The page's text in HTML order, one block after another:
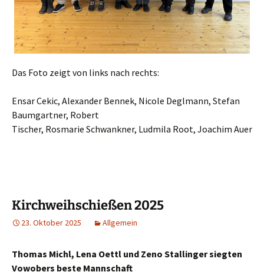
Das Foto zeigt von links nach rechts:
Ensar Cekic, Alexander Bennek, Nicole Deglmann, Stefan
Baumgartner, Robert
Tischer, Rosmarie Schwankner, Ludmila Root, Joachim Auer
Kirchweihschießen 2025
23. Oktober 2025 Allgemein
Thomas Michl, Lena Oettl und Zeno Stallinger siegten
Vowobers beste Mannschaft